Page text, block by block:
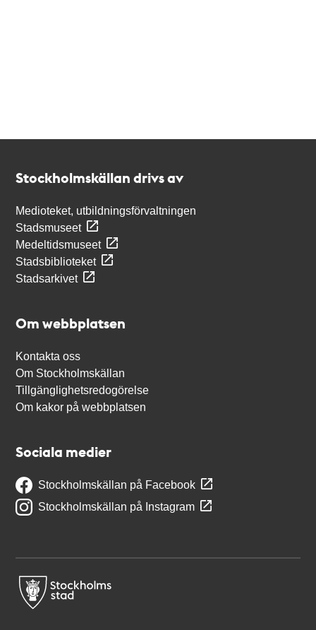
Stockholmskällan drivs av
Medioteket, utbildningsförvaltningen
Stadsmuseet
Medeltidsmuseet
Stadsbiblioteket
Stadsarkivet
Om webbplatsen
Kontakta oss
Om Stockholmskällan
Tillgänglighetsredogörelse
Om kakor på webbplatsen
Sociala medier
Stockholmskällan på Facebook
Stockholmskällan på Instagram